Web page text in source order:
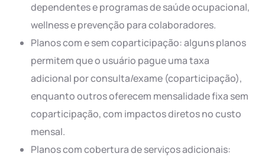
dependentes e programas de saúde ocupacional,
wellness e prevenção para colaboradores.
Planos com e sem coparticipação: alguns planos
permitem que o usuário pague uma taxa
adicional por consulta/exame (coparticipação),
enquanto outros oferecem mensalidade fixa sem
coparticipação, com impactos diretos no custo
mensal.
Planos com cobertura de serviços adicionais: